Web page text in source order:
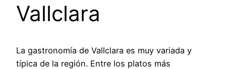
Vallclara
La gastronomía de Vallclara es muy variada y
típica de la región. Entre los platos más